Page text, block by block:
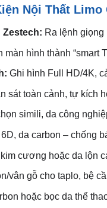
Nội Thất Limo
Zestech: Ra lệnh giọng
màn hình thành “smart
Ghi hình Full HD/4K,
sát toàn cảnh, tự kích
simili, da công
da carbon – chống
cương hoặc da lộn
vân gỗ cho taplo, bệ
hoặc bọc da thể